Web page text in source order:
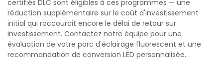
certifiés DLC sont éligibles à ces programmes — une
réduction supplémentaire sur le coût d'investissement
initial qui raccourcit encore le délai de retour sur
investissement. Contactez notre équipe pour une
évaluation de votre parc d'éclairage fluorescent et une
recommandation de conversion LED personnalisée.